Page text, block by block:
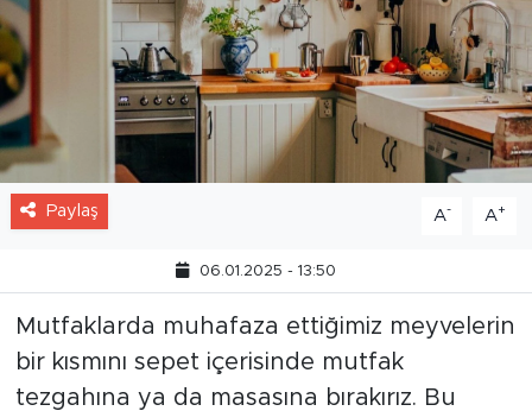
Paylaş A- A+
06.01.2025 - 13:50
Mutfaklarda muhafaza ettiğimiz meyvelerin
bir kısmını sepet içerisinde mutfak
tezgahına ya da masasına bırakırız. Bu